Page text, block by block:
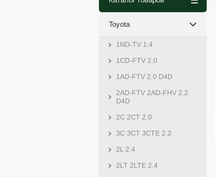
Toyota
1ND-TV 1.4
1CD-FTV 2.0
1AD-FTV 2.0 D4D
2AD-FTV 2AD-FHV 2.2
D4D
2C 2CT 2.0
3C 3CT 3CTE 2.2
2L 2.4
2LT 2LTE 2.4